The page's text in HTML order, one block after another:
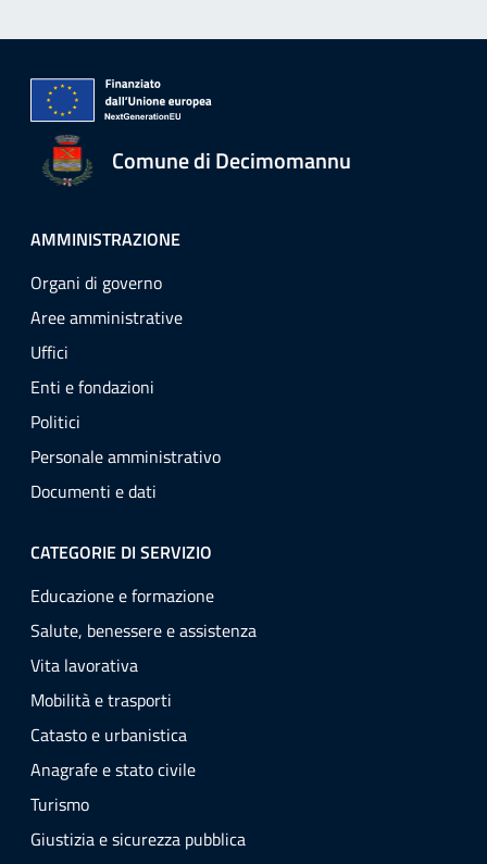
Comune di Decimomannu
AMMINISTRAZIONE
Organi di governo
Aree amministrative
Uffici
Enti e fondazioni
Politici
Personale amministrativo
Documenti e dati
CATEGORIE DI SERVIZIO
Educazione e formazione
Salute, benessere e assistenza
Vita lavorativa
Mobilità e trasporti
Catasto e urbanistica
Anagrafe e stato civile
Turismo
Giustizia e sicurezza pubblica